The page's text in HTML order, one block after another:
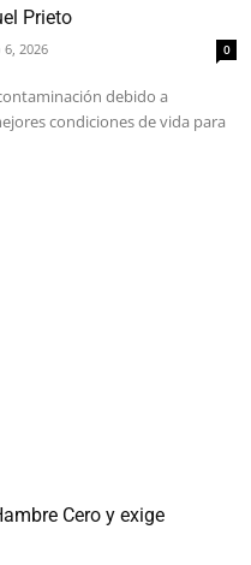
Prieto
2026 0
debido a
condiciones de vida para
Cero y exige